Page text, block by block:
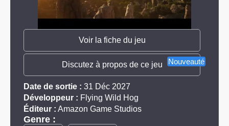
Voir la fiche du jeu
Nouveauté
Discutez à propos de ce jeu
Date de sortie : 31 Déc 2027
Développeur : Flying Wild Hog
Éditeur : Amazon Game Studios
Genre :